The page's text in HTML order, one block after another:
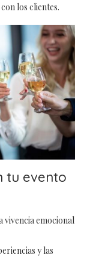
los clientes.
tu evento
vivencia emocional
y las